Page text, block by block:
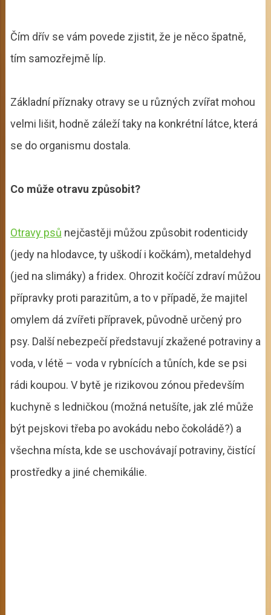
Čím dřív se vám povede zjistit, že je něco špatně,
tím samozřejmě líp.
Základní příznaky otravy se u různých zvířat mohou
velmi lišit, hodně záleží taky na konkrétní látce, která
se do organismu dostala.
Co může otravu způsobit?
Otravy psů nejčastěji můžou způsobit rodenticidy
(jedy na hlodavce, ty uškodí i kočkám), metaldehyd
(jed na slimáky) a fridex. Ohrozit kočíčí zdraví můžou
přípravky proti parazitům, a to v případě, že majitel
omylem dá zvířeti přípravek, původně určený pro
psy. Další nebezpečí představují zkažené potraviny a
voda, v létě – voda v rybnících a tůních, kde se psi
rádi koupou. V bytě je rizikovou zónou především
kuchyně s ledničkou (možná netušíte, jak zlé může
být pejskovi třeba po avokádu nebo čokoládě?) a
všechna místa, kde se uschovávají potraviny, čistící
prostředky a jiné chemikálie.